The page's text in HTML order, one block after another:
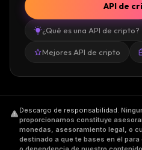
¿Qué es una API de cripto?
Mejores API de cripto
API de
Descargo de responsabilidad.
proporcionamos constituye
monedas, asesoramiento legal, o
destinado a que te bases en él